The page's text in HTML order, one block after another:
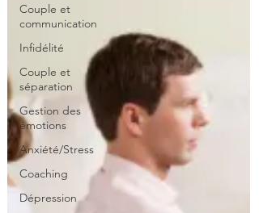
Couple et
communication
Infidélité
Couple et
séparation
Gestion des
émotions
Anxiété/Stress
Coaching
Dépression